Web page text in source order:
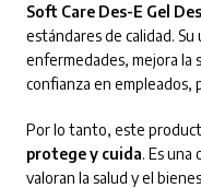
Soft Care Des-E Gel
estándares de calidad.
enfermedades, mejora la
confianza en empleados,
Por lo tanto, este
protege y cuida. Es
valoran la salud y el